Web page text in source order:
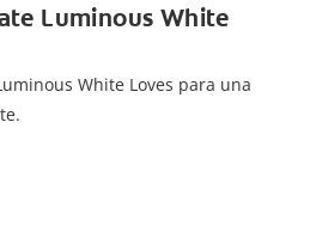
Luminous White
White Loves para una